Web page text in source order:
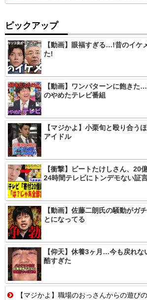
ピックアップ
【動画】眼福すぎる…!昔のイケ
た!
【動画】ワンパターンに飽きた
のやめたテレビ番組
【マジかよ】小栗旬と殴り合う
アイドル
【衝撃】ビートたけしさん、20
24時間テレビにトンデモない証
【動画】佐藤二朗氏の騒動がガ
とになってる
【仰天】休養3ヶ月…今も戻れ
酷すぎた
【マジかよ】職場のおっさんからの遊びの誘い断ったらとん